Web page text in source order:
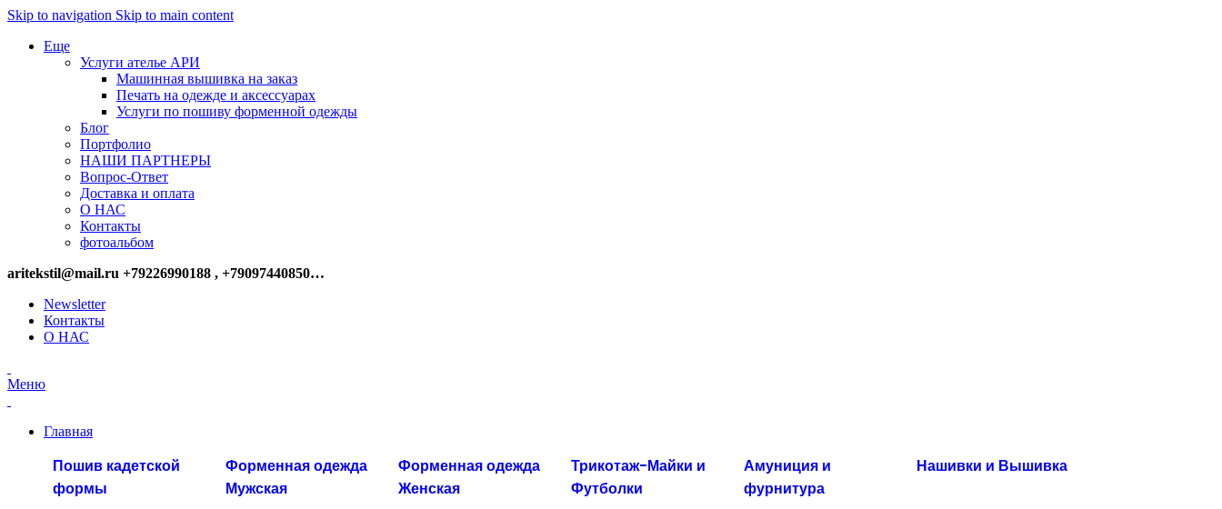
Skip to navigation Skip to main content
Еще
Услуги ателье АРИ
Машинная вышивка на заказ
Печать на одежде и аксессуарах
Услуги по пошиву форменной одежды
Блог
Портфолио
НАШИ ПАРТНЕРЫ
Вопрос-Ответ
Доставка и оплата
О НАС
Контакты
фотоальбом
aritekstil@mail.ru +79226990188 , +79097440850…
Newsletter
Контакты
О НАС
Меню
Главная
Пошив кадетской
формы
Форменная одежда
Мужская
Форменная одежда
Женская
Трикотаж-Майки и
Футболки
Амуниция и
фурнитура
Нашивки и Вышивка